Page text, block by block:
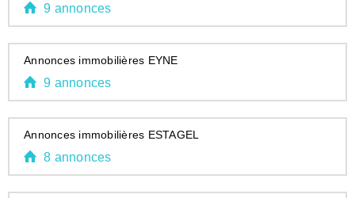
9 annonces
Annonces immobilières EYNE
9 annonces
Annonces immobilières ESTAGEL
8 annonces